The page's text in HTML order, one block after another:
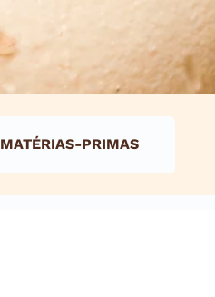
MATÉRIAS-PRIMAS